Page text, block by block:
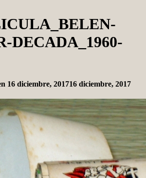
DECADA_1960-
16 diciembre, 201716 diciembre, 2017